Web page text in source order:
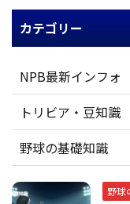
カテゴリー
NPB最新インフォ
トリビア・豆知識
野球の基礎知識
野球